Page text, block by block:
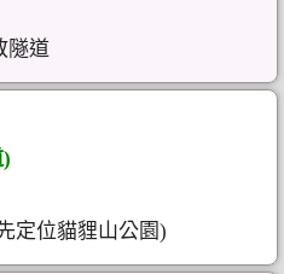
隧道
定位貓貍山公園)